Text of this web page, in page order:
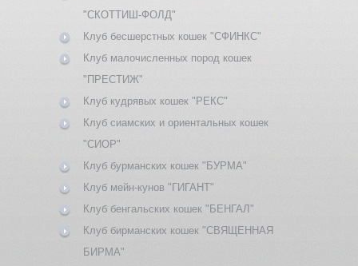
"СКОТТИШ-ФОЛД"
Клуб бесшерстных кошек "СФИНКС"
Клуб малочисленных пород кошек
"ПРЕСТИЖ"
Клуб кудрявых кошек "РЕКС"
Клуб сиамских и ориентальных кошек
"СИОР"
Клуб бурманских кошек "БУРМА"
Клуб мейн-кунов "ГИГАНТ"
Клуб бенгальских кошек "БЕНГАЛ"
Клуб бирманских кошек "СВЯЩЕННАЯ
БИРМА"